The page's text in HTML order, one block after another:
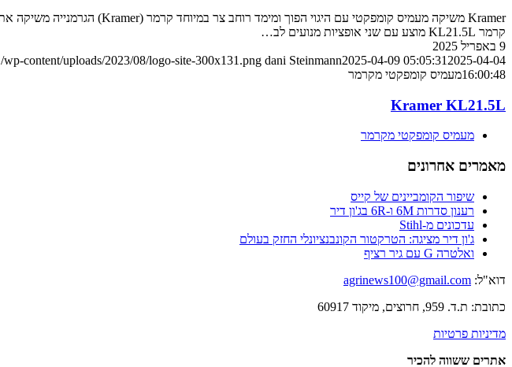
קרמר KL21.5L מוצע עם שני אופציות מנועים לב…
9 באפריל 2025
/wp-content/uploads/2023/08/logo-site-300x131.png dani Steinmann2025-04-09 05:05:31 2025-04-04
16:00:48מעמיס קומפקטי מקרמר
Kramer KL21.5L
מעמיס קומפקטי מקרמר
מאמרים אחרונים
שיפור הקומביינים של קייס
רענון סדרות 6M ו-6R בג'ון דיר
עדכונים מ-Stihl
ג'ון דיר מציגה: הטרקטור הקונבנציונלי החזק בעולם
ואלטרה G עם גיר רציף
דוא"ל: agrinews100@gmail.com
כתובת: ת.ד. 959, חרוצים, מיקוד 60917
מדיניות פרטיות
אתרים ששווה להכיר